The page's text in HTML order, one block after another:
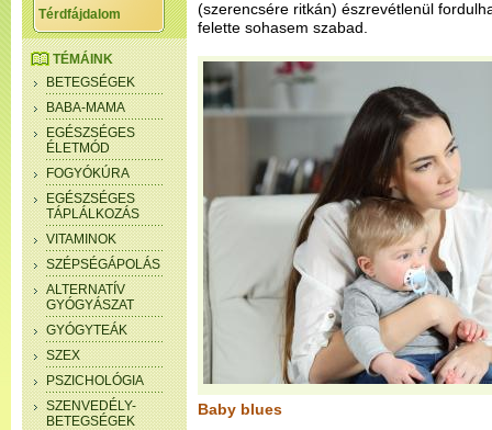
Térdfájdalom
TÉMÁINK
BETEGSÉGEK
BABA-MAMA
EGÉSZSÉGES
ÉLETMÓD
FOGYÓKÚRA
EGÉSZSÉGES
TÁPLÁLKOZÁS
VITAMINOK
SZÉPSÉGÁPOLÁS
ALTERNATÍV
GYÓGYÁSZAT
GYÓGYTEÁK
SZEX
PSZICHOLÓGIA
SZENVEDÉLY-
BETEGSÉGEK
(szerencsére ritkán) észrevétlenül
felette sohasem szabad.
Baby blues